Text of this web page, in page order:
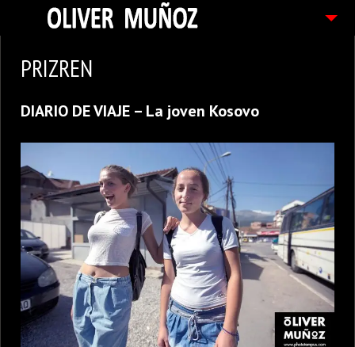
FOTOGRAFIAS
CONTACTO
PRIZREN
DIARIO DE VIAJE – La joven Kosovo